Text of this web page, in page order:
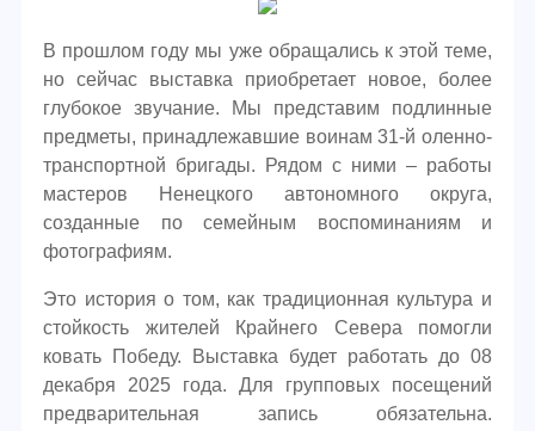
В прошлом году мы уже обращались к этой теме,
но сейчас выставка приобретает новое, более
глубокое звучание. Мы представим подлинные
предметы, принадлежавшие воинам 31-й оленно-
транспортной бригады. Рядом с ними – работы
мастеров Ненецкого автономного округа,
созданные по семейным воспоминаниям и
фотографиям.
Это история о том, как традиционная культура и
стойкость жителей Крайнего Севера помогли
ковать Победу. Выставка будет работать до 08
декабря 2025 года. Для групповых посещений
предварительная запись обязательна.